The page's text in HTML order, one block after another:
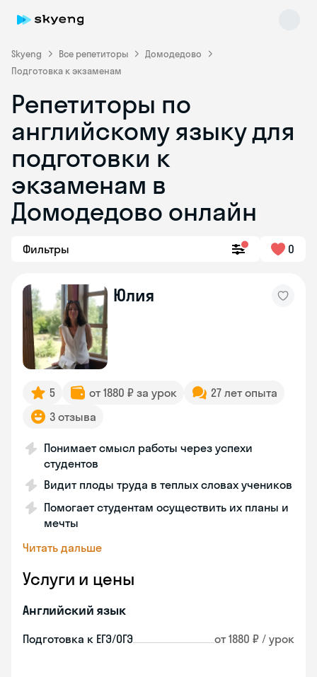
Skyeng Все репетиторы
Домодедово
Подготовка к экзаменам
Репетиторы по
английскому языку для
подготовки к
экзаменам в
Домодедово онлайн
Фильтры 0
Юлия
5 от 1880 ₽ за урок
27 лет опыта
3 отзыва
Понимает смысл работы через успехи
студентов
Видит плоды труда в теплых словах учеников
Помогает студентам осуществить их планы и
мечты
Читать дальше
Услуги и цены
Английский язык
Подготовка к ЕГЭ/ОГЭ от 1880 ₽ / урок
Skyeng Chat